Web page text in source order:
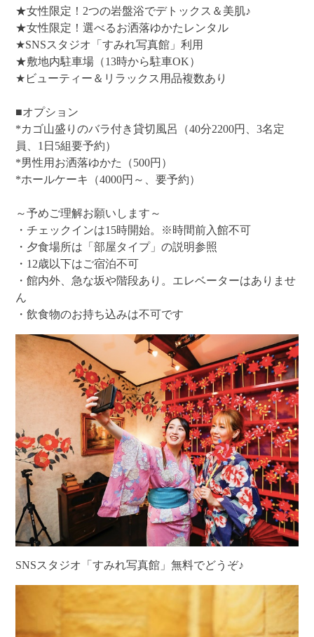
★女性限定！2つの岩盤浴でデトックス＆美肌♪
★女性限定！選べるお洒落ゆかたレンタル
★SNSスタジオ「すみれ写真館」利用
★敷地内駐車場（13時から駐車OK）
★ビューティー＆リラックス用品複数あり
■オプション
*カゴ山盛りのバラ付き貸切風呂（40分2200円、3名定
員、1日5組要予約）
*男性用お洒落ゆかた（500円）
*ホールケーキ（4000円～、要予約）
～予めご理解お願いします～
・チェックインは15時開始。※時間前入館不可
・夕食場所は「部屋タイプ」の説明参照
・12歳以下はご宿泊不可
・館内外、急な坂や階段あり。エレベーターはありませ
ん
・飲食物のお持ち込みは不可です
SNSスタジオ「すみれ写真館」無料でどうぞ♪